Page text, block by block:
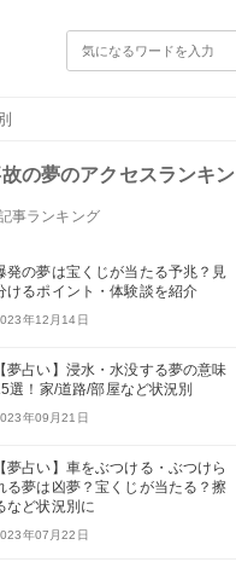
の夢のアクセスランキン
事ランキング
発の夢は宝くじが当たる予兆？見
けるポイント・体験談を紹介
年12月14日
【夢占い】浸水・水没する夢の意味
選！家/道路/部屋など状況別
年09月21日
【夢占い】車をぶつける・ぶつけら
る夢は凶夢？宝くじが当たる？擦
など状況別に
年07月22日